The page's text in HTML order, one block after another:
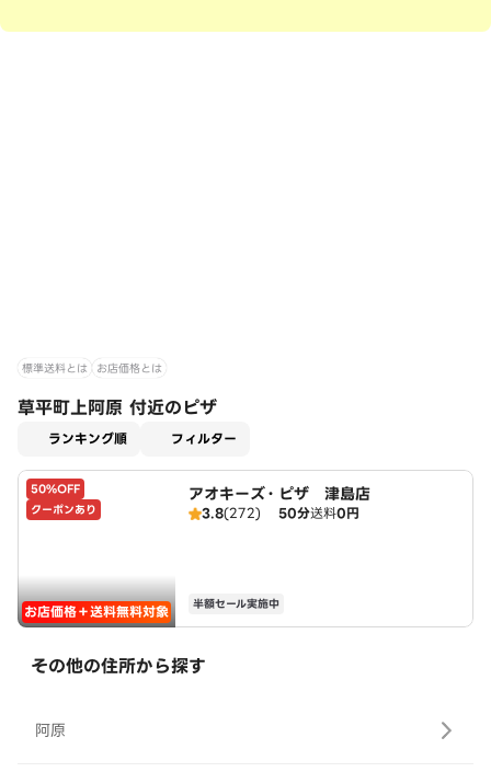
標準送料とは お店価格とは
草平町上阿原 付近のピザ
ランキング順 フィルター
50%OFF
クーポンあり
お店価格＋送料無料対象
アオキーズ・ピザ 津島店
3.8(272) 50分送料0円
半額セール実施中
その他の住所から探す
阿原